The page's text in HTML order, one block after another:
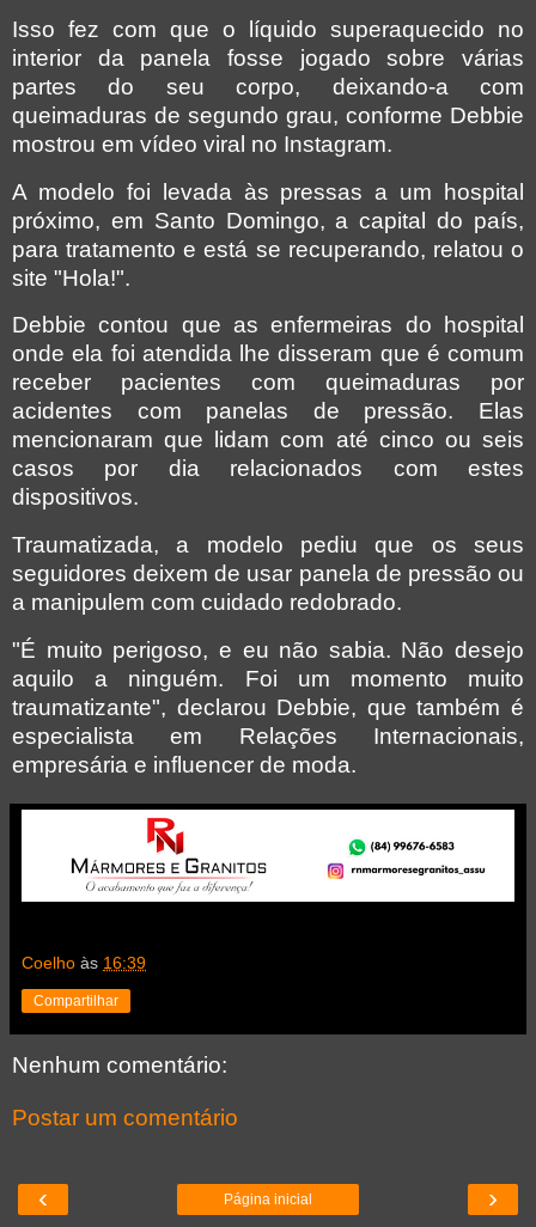
Isso fez com que o líquido superaquecido no
interior da panela fosse jogado sobre várias
partes do seu corpo, deixando-a com
queimaduras de segundo grau, conforme Debbie
mostrou em vídeo viral no Instagram.
A modelo foi levada às pressas a um hospital
próximo, em Santo Domingo, a capital do país,
para tratamento e está se recuperando, relatou o
site "Hola!".
Debbie contou que as enfermeiras do hospital
onde ela foi atendida lhe disseram que é comum
receber pacientes com queimaduras por
acidentes com panelas de pressão. Elas
mencionaram que lidam com até cinco ou seis
casos por dia relacionados com estes
dispositivos.
Traumatizada, a modelo pediu que os seus
seguidores deixem de usar panela de pressão ou
a manipulem com cuidado redobrado.
"É muito perigoso, e eu não sabia. Não desejo
aquilo a ninguém. Foi um momento muito
traumatizante", declarou Debbie, que também é
especialista em Relações Internacionais,
empresária e influencer de moda.
Coelho às 16:39
Compartilhar
Nenhum comentário:
Postar um comentário
‹ ›
Página inicial